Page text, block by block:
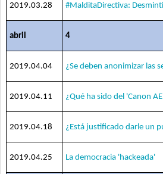
2019.03.28 #MalditaDirectiva:
abril 4
2019.04.04 ¿Se deben anonimizar las
2019.04.11 ¿Qué ha sido del 'Canon
2019.04.18 ¿Está justificado darle un
2019.04.25 La democracia 'hackeada'